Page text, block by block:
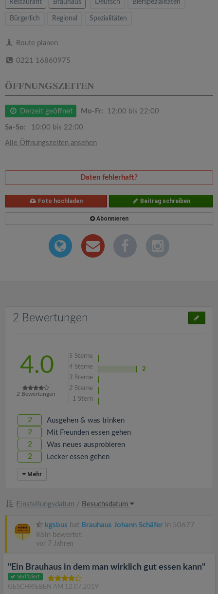
Restaurant Brauhaus Deutsch Bierspezialitäten
Bürgerlich Regional Spezialitäten
Route planen
0221 16860975
ÖFFNUNGSZEITEN
Derzeit geöffnet Mo-Fr: 12:00 bis 22:00
Sa-So: 10:00 bis 22:00
Alle Öffnungszeiten ansehen
Daten fehlerhaft?
Foto hochladen Beitrag schreiben
Abonnieren
2 Bewertungen
4.0
2 Bewertungen
5 Sterne
4 Sterne
2
3 Sterne
2 Sterne
1 Stern
2 Ausgehen & was trinken
2 Mit Freunden essen gehen
2 Was neues ausprobieren
2 Lecker essen gehen
Mehr
Einstellungsdatum / Besuchsdatum
kgsbus hat Brauhaus Johann Schäfer in 50677
Köln bewertet.
vor 7 Jahren
"Ein Brauhaus in dem man wirklich gut essen kann"
Verifiziert
GESCHRIEBEN AM 12.07.2019
t
i